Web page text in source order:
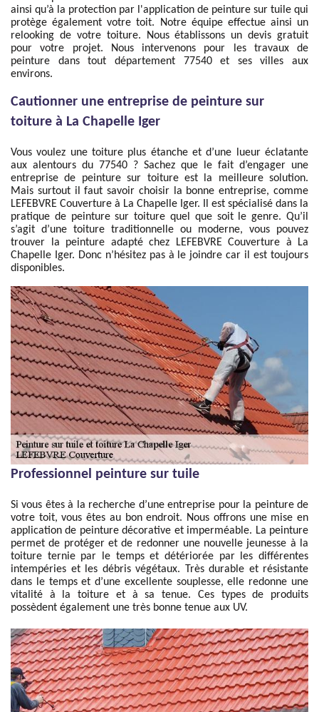
ainsi qu’à la protection par l'application de peinture sur tuile qui
protège également votre toit. Notre équipe effectue ainsi un
relooking de votre toiture. Nous établissons un devis gratuit
pour votre projet. Nous intervenons pour les travaux de
peinture dans tout département 77540 et ses villes aux
environs.
Cautionner une entreprise de peinture sur
toiture à La Chapelle Iger
Vous voulez une toiture plus étanche et d’une lueur éclatante
aux alentours du 77540 ? Sachez que le fait d’engager une
entreprise de peinture sur toiture est la meilleure solution.
Mais surtout il faut savoir choisir la bonne entreprise, comme
LEFEBVRE Couverture à La Chapelle Iger. Il est spécialisé dans la
pratique de peinture sur toiture quel que soit le genre. Qu’il
s’agit d’une toiture traditionnelle ou moderne, vous pouvez
trouver la peinture adapté chez LEFEBVRE Couverture à La
Chapelle Iger. Donc n’hésitez pas à le joindre car il est toujours
disponibles.
Professionnel peinture sur tuile
Si vous êtes à la recherche d’une entreprise pour la peinture de
votre toit, vous êtes au bon endroit. Nous offrons une mise en
application de peinture décorative et imperméable. La peinture
permet de protéger et de redonner une nouvelle jeunesse à la
toiture ternie par le temps et détériorée par les différentes
intempéries et les débris végétaux. Très durable et résistante
dans le temps et d’une excellente souplesse, elle redonne une
vitalité à la toiture et à sa tenue. Ces types de produits
possèdent également une très bonne tenue aux UV.